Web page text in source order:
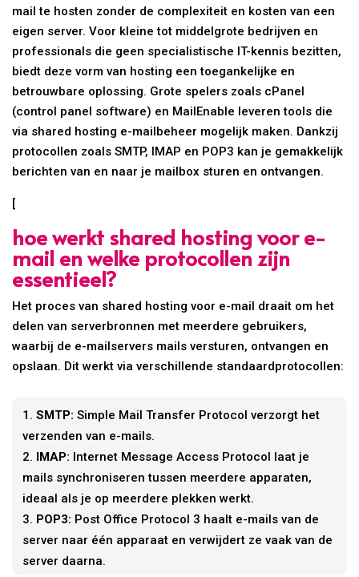
mail te hosten zonder de complexiteit en kosten van een
eigen server. Voor kleine tot middelgrote bedrijven en
professionals die geen specialistische IT-kennis bezitten,
biedt deze vorm van hosting een toegankelijke en
betrouwbare oplossing. Grote spelers zoals cPanel
(control panel software) en MailEnable leveren tools die
via shared hosting e-mailbeheer mogelijk maken. Dankzij
protocollen zoals SMTP, IMAP en POP3 kan je gemakkelijk
berichten van en naar je mailbox sturen en ontvangen.
[
hoe werkt shared hosting voor e-
mail en welke protocollen zijn
essentieel?
Het proces van shared hosting voor e-mail draait om het
delen van serverbronnen met meerdere gebruikers,
waarbij de e-mailservers mails versturen, ontvangen en
opslaan. Dit werkt via verschillende standaardprotocollen:
SMTP: Simple Mail Transfer Protocol verzorgt het
verzenden van e-mails.
IMAP: Internet Message Access Protocol laat je
mails synchroniseren tussen meerdere apparaten,
ideaal als je op meerdere plekken werkt.
POP3: Post Office Protocol 3 haalt e-mails van de
server naar één apparaat en verwijdert ze vaak van de
server daarna.